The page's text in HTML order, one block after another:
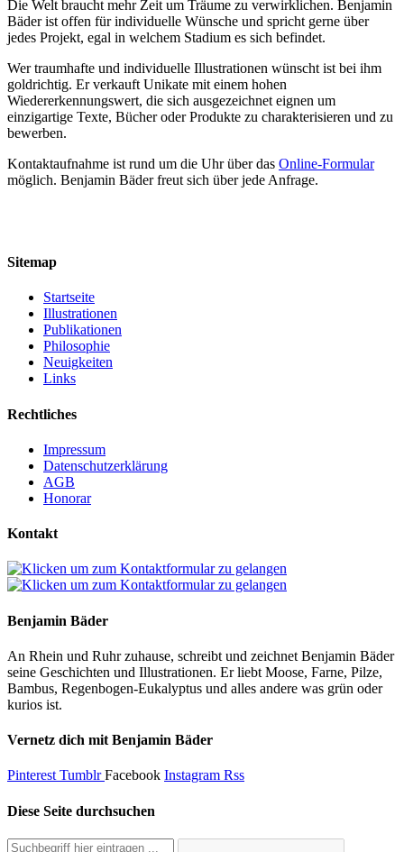
Die Welt braucht mehr Zeit um Träume zu verwirklichen. Benjamin
Bäder ist offen für individuelle Wünsche und spricht gerne über
jedes Projekt, egal in welchem Stadium es sich befindet.
Wer traumhafte und individuelle Illustrationen wünscht ist bei ihm
goldrichtig. Er verkauft Unikate mit einem hohen
Wiedererkennungswert, die sich ausgezeichnet eignen um
einzigartige Texte, Bücher oder Produkte zu charakterisieren und zu
bewerben.
Kontaktaufnahme ist rund um die Uhr über das Online-Formular
möglich. Benjamin Bäder freut sich über jede Anfrage.
Sitemap
Startseite
Illustrationen
Publikationen
Philosophie
Neuigkeiten
Links
Rechtliches
Impressum
Datenschutzerklärung
AGB
Honorar
Kontakt
Benjamin Bäder
An Rhein und Ruhr zuhause, schreibt und zeichnet Benjamin Bäder
seine Geschichten und Illustrationen. Er liebt Moose, Farne, Pilze,
Bambus, Regenbogen-Eukalyptus und alles andere was grün oder
kurios ist.
Vernetz dich mit Benjamin Bäder
Pinterest Tumblr Facebook Instagram Rss
Diese Seite durchsuchen